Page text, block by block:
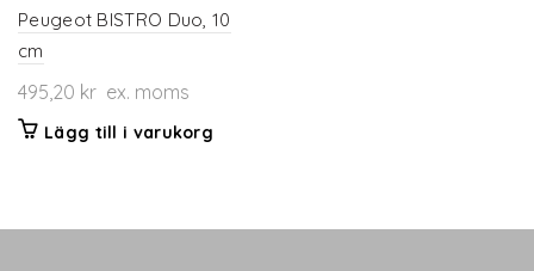
Peugeot BISTRO Duo, 10
cm
495,20 kr ex. moms
Lägg till i varukorg